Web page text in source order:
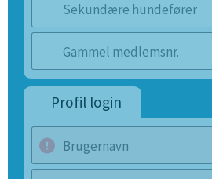
Sekundære hundefører
Gammel medlemsnr.
Profil login
Brugernavn